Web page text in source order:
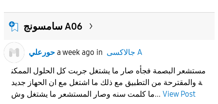
سامسونج A06
حورعلي a week ago in
جالاكسى A
مستشعر البصمة فجأه صار ما يشتغل جربت كل الحلول الممكن
ة والمقترحة من التطبيق مع ذلك ما اشتغل مع ان الحهاز جديد
ما كلمت سنه وصار المستشعر ما يشتغل وش... View Post